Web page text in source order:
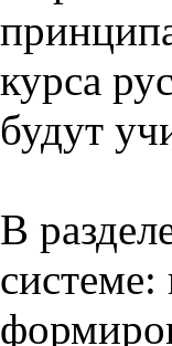
курса
будут
В
системе: